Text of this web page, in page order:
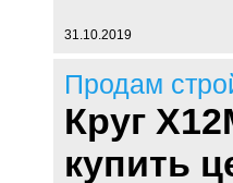
31.10.2019
Продам
Круг
купить